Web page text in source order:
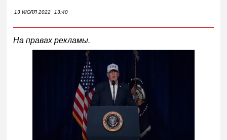
13 ИЮЛЯ 2022 13:40
На правах рекламы.
Следующее видео через Отмена